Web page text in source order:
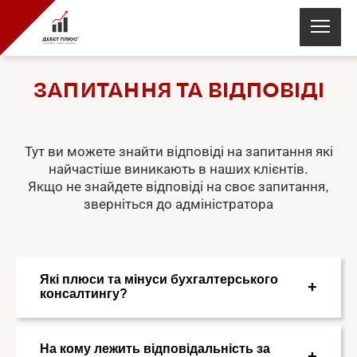
ЗАПИТАННЯ ТА ВІДПОВІДІ
Тут ви можете знайти відповіді на запитання які
найчастіше виникають в наших клієнтів.
Якщо не знайдете відповіді на своє запитання,
зверніться до адміністратора
Які плюси та мінуси бухгалтерського
консалтингу?
Плюсів дуже багато. По-перше, повністю
На кому лежить відповідальність за